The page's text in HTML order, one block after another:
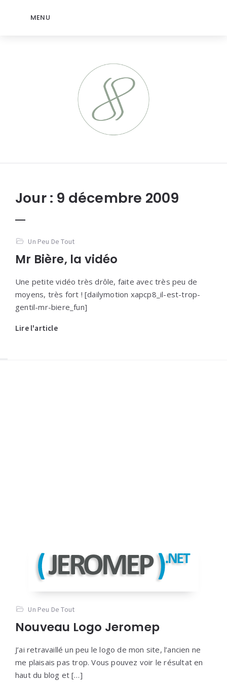
MENU
Jour : 9 décembre 2009
Un Peu De Tout
Mr Bière, la vidéo
Une petite vidéo très drôle, faite avec très peu de
moyens, très fort ! [dailymotion xapcp8_il-est-trop-
gentil-mr-biere_fun]
Lire l'article
Un Peu De Tout
Nouveau Logo Jeromep
J’ai retravaillé un peu le logo de mon site, l’ancien ne
me plaisais pas trop. Vous pouvez voir le résultat en
haut du blog et […]